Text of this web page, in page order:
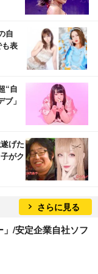
自
表
“自
」
げた
がク
さらに見る
/安定企業自社ソフ